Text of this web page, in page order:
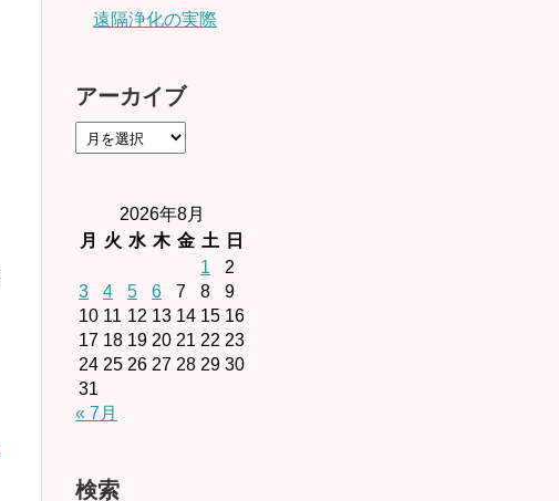
遠隔浄化の実際
アーカイブ
2026年8月
月
火 水 木 金 土
日
1
2
3
4 5 6 7 8
9
10 11 12 13 14 15 16
17 18 19 20 21 22 23
24 25 26 27 28 29 30
31
« 7月
検索